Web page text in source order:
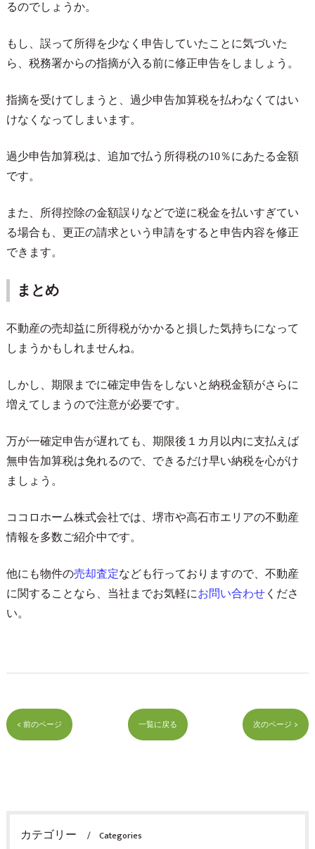
るのでしょうか。
もし、誤って所得を少なく申告していたことに気づいた
ら、税務署からの指摘が入る前に修正申告をしましょう。
指摘を受けてしまうと、過少申告加算税を払わなくてはい
けなくなってしまいます。
過少申告加算税は、追加で払う所得税の10％にあたる金額
です。
また、所得控除の金額誤りなどで逆に税金を払いすぎてい
る場合も、更正の請求という申請をすると申告内容を修正
できます。
まとめ
不動産の売却益に所得税がかかると損した気持ちになって
しまうかもしれませんね。
しかし、期限までに確定申告をしないと納税金額がさらに
増えてしまうので注意が必要です。
万が一確定申告が遅れても、期限後１カ月以内に支払えば
無申告加算税は免れるので、できるだけ早い納税を心がけ
ましょう。
ココロホーム株式会社では、堺市や高石市エリアの不動産
情報を多数ご紹介中です。
他にも物件の売却査定なども行っておりますので、不動産
に関することなら、当社までお気軽にお問い合わせくださ
い。
< 前のページ 一覧に戻る 次のページ >
カテゴリー
Categories